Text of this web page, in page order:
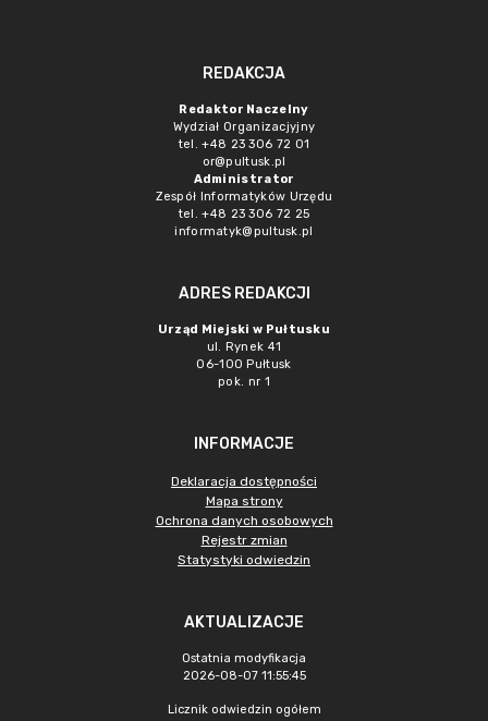
REDAKCJA
Redaktor Naczelny
Wydział Organizacjyjny
tel. +48 23 306 72 01
or@pultusk.pl
Administrator
Zespół Informatyków Urzędu
tel. +48 23 306 72 25
informatyk@pultusk.pl
ADRES REDAKCJI
Urząd Miejski w Pułtusku
ul. Rynek 41
06-100 Pułtusk
pok. nr 1
INFORMACJE
Deklaracja dostępności
Mapa strony
Ochrona danych osobowych
Rejestr zmian
Statystyki odwiedzin
AKTUALIZACJE
Ostatnia modyfikacja
2026-08-07 11:55:45
Licznik odwiedzin ogółem